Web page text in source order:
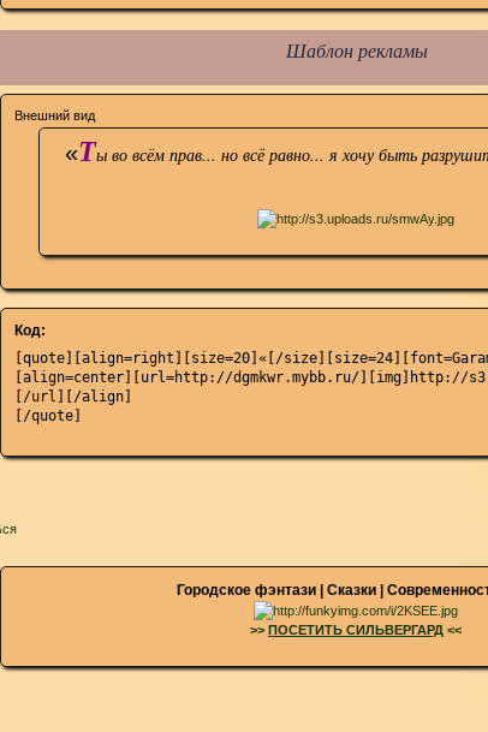
Шаблон рекламы
Внешний вид
«Ты во всём прав... но всё равно... я хочу быть
Код:
[quote][align=right][size=20]«[/
[align=center][url=http://dgmkwr.mybb.ru/][img]http://
[/url][/align]
[/quote]
Городское фэнтази | Сказки |
>> ПОСЕТИТЬ СИЛЬВЕРГАРД <<